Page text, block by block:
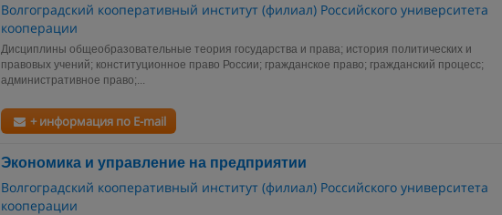
Волгоградский кооперативный институт (филиал) Российского университета
кооперации
Дисциплины общеобразовательные теория государства и права; история политических и
правовых учений; конституционное право России; гражданское право; гражданский процесс;
административное право;...
+ информация по E-mail
Экономика и управление на предприятии
Волгоградский кооперативный институт (филиал) Российского университета
кооперации